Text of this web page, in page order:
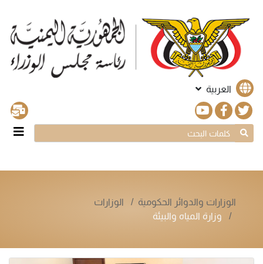
العربية
الوزارات والدوائر الحكومية
الوزارات
وزارة المياه والبيئة